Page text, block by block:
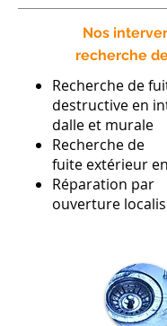
Nos
recherche
Recherche de
destructive en
dalle et murale
Recherche de
fuite extérieur
Réparation par
ouverture